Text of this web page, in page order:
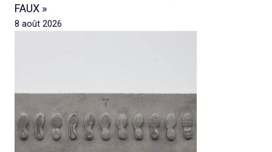
FAUX »
8 août 2026